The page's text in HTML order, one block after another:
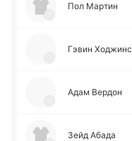
Пол Мартин
Гэвин Хо­джинс
Адам Вердон
Зейд Абада